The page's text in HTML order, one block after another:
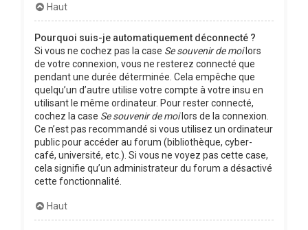
Haut
Pourquoi suis-je automatiquement déconnecté ?
Si vous ne cochez pas la case Se souvenir de moilors
de votre connexion, vous ne resterez connecté que
pendant une durée déterminée. Cela empêche que
quelqu’un d’autre utilise votre compte à votre insu en
utilisant le même ordinateur. Pour rester connecté,
cochez la case Se souvenir de moilors de la connexion.
Ce n’est pas recommandé si vous utilisez un ordinateur
public pour accéder au forum (bibliothèque, cyber-
café, université, etc.). Si vous ne voyez pas cette case,
cela signifie qu’un administrateur du forum a désactivé
cette fonctionnalité.
Haut